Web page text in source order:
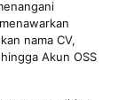
nama CV,
Akun OSS